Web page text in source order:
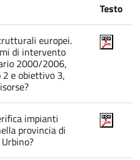
Testo
europei.
di intervento
2000/2006,
e obiettivo 3,
impianti
provincia di